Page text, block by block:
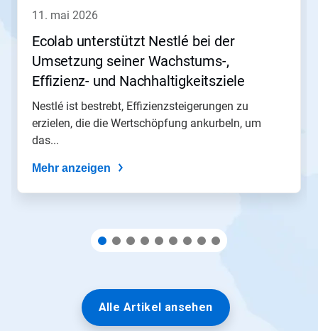
navigieren,
springen
Folien-
Punkten
11. mai 2026
Ecolab unterstützt Nestlé bei der
Umsetzung seiner Wachstums-,
Effizienz- und Nachhaltigkeitsziele​​​​​​​
Nestlé ist bestrebt, Effizienzsteigerungen zu
erzielen, die die Wertschöpfung ankurbeln, um
das...
Mehr anzeigen
Alle Artikel ansehen